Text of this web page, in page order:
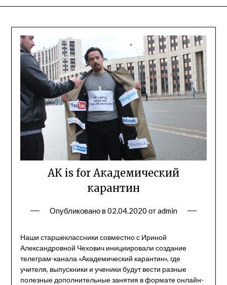
АК is for Академический
карантин
Опубликовано в02.04.2020 отadmin
Наши старшеклассники совместно с Ириной
Александровной Чеховичинициировали создание
телеграм-канала «Академический карантин», где
учителя, выпускники и ученики будут вести разные
полезные дополнительные занятия в формате онлайн-